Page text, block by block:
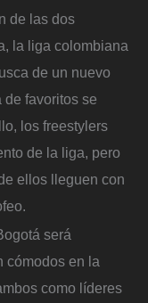
de las dos
la liga colombiana
de un nuevo
de favoritos se
los freestylers
de la liga, pero
ellos lleguen con
será
cómodos en la
como líderes